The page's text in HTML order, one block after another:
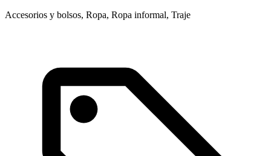
Accesorios y bolsos, Ropa, Ropa informal, Traje